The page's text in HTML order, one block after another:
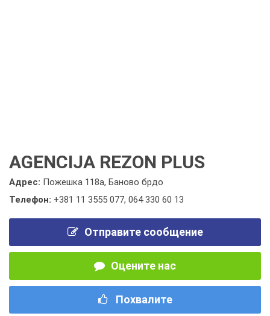
AGENCIJA REZON PLUS
Адрес: Пожешка 118а, Баново брдо
Телефон: +381 11 3555 077, 064 330 60 13
Отправите сообщение
Оцените нас
Похвалите